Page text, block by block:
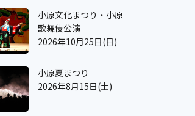
小原文化まつり・小原
歌舞伎公演
2026年10月25日(日)
小原夏まつり
2026年8月15日(土)